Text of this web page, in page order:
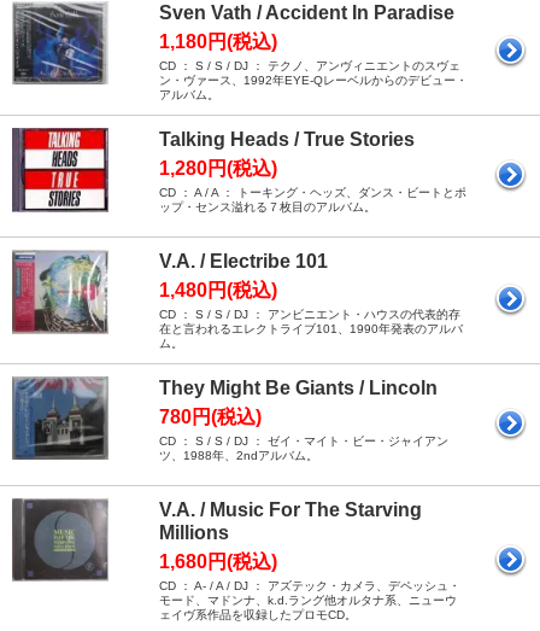
Sven Vath / Accident In Paradise
1,180円(税込)
CD ： S / S / DJ ： テクノ、アンヴィニエントのスヴェ
ン・ヴァース、1992年EYE-Qレーベルからのデビュー・
アルバム。
Talking Heads / True Stories
1,280円(税込)
CD ： A / A ： トーキング・ヘッズ、ダンス・ビートとポ
ップ・センス溢れる７枚目のアルバム。
V.A. / Electribe 101
1,480円(税込)
CD ： S / S / DJ ： アンビニエント・ハウスの代表的存
在と言われるエレクトライブ101、1990年発表のアルバ
ム。
They Might Be Giants / Lincoln
780円(税込)
CD ： S / S / DJ ： ゼイ・マイト・ビー・ジャイアン
ツ、1988年、2ndアルバム。
V.A. / Music For The Starving
Millions
1,680円(税込)
CD ： A- / A / DJ ： アズテック・カメラ、デペッシュ・
モード、マドンナ、k.d.ラング他オルタナ系、ニューウ
ェイヴ系作品を収録したプロモCD。